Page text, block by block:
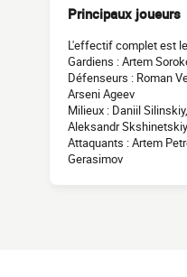
Principaux joueurs
L'effectif complet est
Gardiens : Artem
Défenseurs : Roman
Arseni Ageev
Milieux : Daniil
Aleksandr Skshinetskiy
Attaquants : Artem
Gerasimov